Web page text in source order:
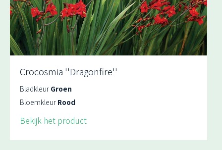
Crocosmia ''Dragonfire''
Bladkleur Groen
Bloemkleur Rood
Bekijk het product